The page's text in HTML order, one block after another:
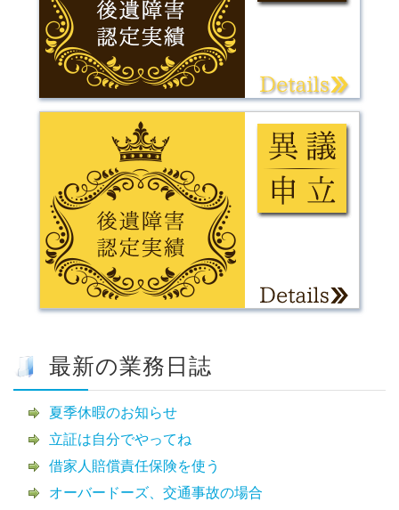
最新の業務日誌
夏季休暇のお知らせ
立証は自分でやってね
借家人賠償責任保険を使う
オーバードーズ、交通事故の場合